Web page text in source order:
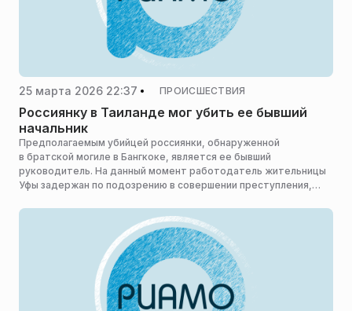
25 марта 2026 22:37 ПРОИСШЕСТВИЯ
Россиянку в Таиланде мог убить ее бывший
начальник
Предполагаемым убийцей россиянки, обнаруженной
в братской могиле в Бангкоке, является ее бывший
руководитель. На данный момент работодатель жительницы
Уфы задержан по подозрению в совершении преступления,